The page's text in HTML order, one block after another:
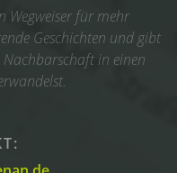
Wegweiser für mehr
Geschichten und gibt
in einen